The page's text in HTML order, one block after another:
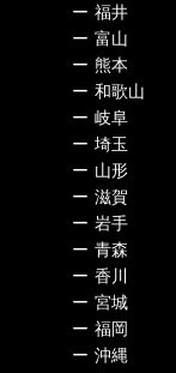
ー 福井
ー 富山
ー 熊本
ー 和歌山
ー 岐阜
ー 埼玉
ー 山形
ー 滋賀
ー 岩手
ー 青森
ー 香川
ー 宮城
ー 福岡
ー 沖縄